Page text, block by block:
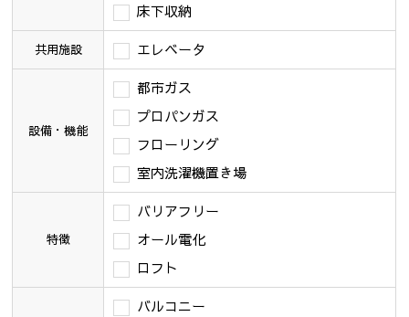
床下収納
共用施設 エレベータ
設備・機能
都市ガス
プロパンガス
フローリング
室内洗濯機置き場
特徴
バリアフリー
オール電化
ロフト
バルコニー